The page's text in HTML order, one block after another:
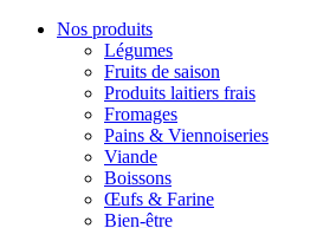
Nos produits
Légumes
Fruits de saison
Produits laitiers frais
Fromages
Pains & Viennoiseries
Viande
Boissons
Œufs & Farine
Bien-être